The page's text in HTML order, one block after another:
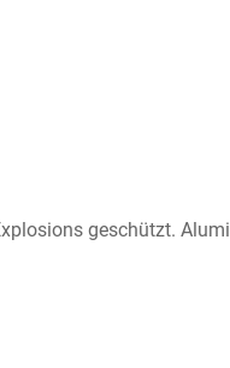
geschützt.